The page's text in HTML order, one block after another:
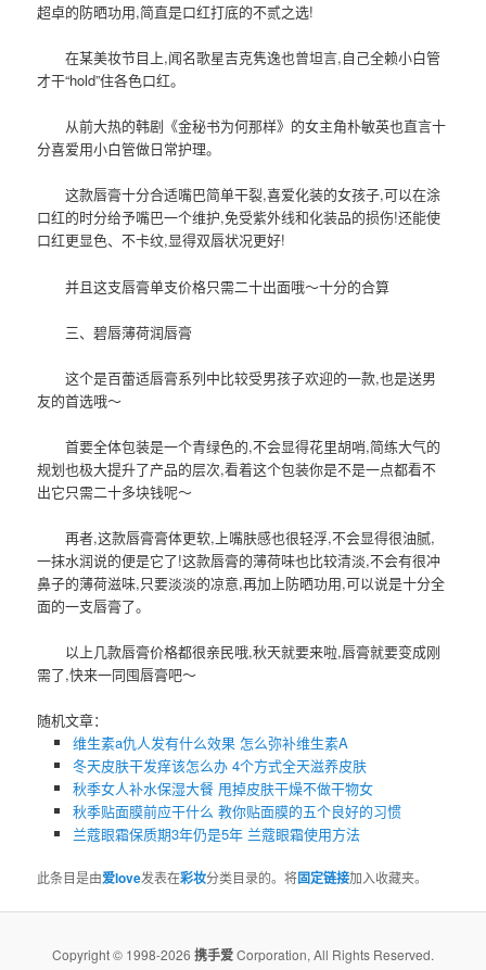
超卓的防晒功用,简直是口红打底的不贰之选!
在某美妆节目上,闻名歌星吉克隽逸也曾坦言,自己全赖小白管
才干“hold”住各色口红。
从前大热的韩剧《金秘书为何那样》的女主角朴敏英也直言十
分喜爱用小白管做日常护理。
这款唇膏十分合适嘴巴简单干裂,喜爱化装的女孩子,可以在涂
口红的时分给予嘴巴一个维护,免受紫外线和化装品的损伤!还能使
口红更显色、不卡纹,显得双唇状况更好!
并且这支唇膏单支价格只需二十出面哦～十分的合算
三、碧唇薄荷润唇膏
这个是百蕾适唇膏系列中比较受男孩子欢迎的一款,也是送男
友的首选哦～
首要全体包装是一个青绿色的,不会显得花里胡哨,简练大气的
规划也极大提升了产品的层次,看着这个包装你是不是一点都看不
出它只需二十多块钱呢～
再者,这款唇膏膏体更软,上嘴肤感也很轻浮,不会显得很油腻,
一抹水润说的便是它了!这款唇膏的薄荷味也比较清淡,不会有很冲
鼻子的薄荷滋味,只要淡淡的凉意,再加上防晒功用,可以说是十分全
面的一支唇膏了。
以上几款唇膏价格都很亲民哦,秋天就要来啦,唇膏就要变成刚
需了,快来一同囤唇膏吧～
随机文章：
维生素a仇人发有什么效果 怎么弥补维生素A
冬天皮肤干发痒该怎么办 4个方式全天滋养皮肤
秋季女人补水保湿大餐 甩掉皮肤干燥不做干物女
秋季贴面膜前应干什么 教你贴面膜的五个良好的习惯
兰蔻眼霜保质期3年仍是5年 兰蔻眼霜使用方法
此条目是由爱love发表在彩妆分类目录的。将固定链接加入收藏夹。
Copyright © 1998-2026 携手爱Corporation, All Rights Reserved.